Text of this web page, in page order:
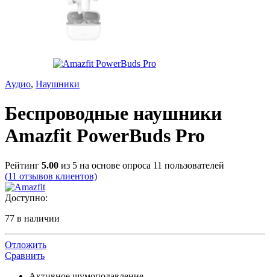
Аудио, Наушники
Беспроводные наушники
Amazfit PowerBuds Pro
Рейтинг 5.00 из 5 на основе опроса 11 пользователей
(11 отзывов клиентов)
Доступно:
77 в наличии
Отложить
Сравнить